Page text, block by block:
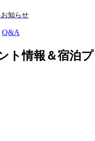
知らせ
Q&A
ト情報＆宿泊